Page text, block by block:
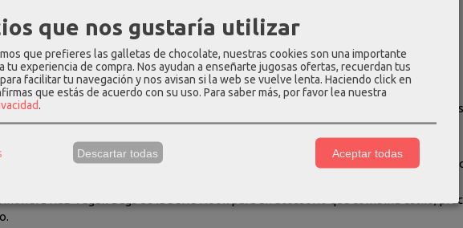
16 cm (alto) x 32 cm (ancho) x 4 cm (fondo)
Interior:** Textil (Gris claro)
4W3326
Poliéster y herrajes metálicos
Vegana:** Este producto es 100% vegano, confeccionado con materiales
y certificado con el sello vegano PETA.
No se puede lavar a máquina. Para limpiar manchas, utiliza un paño húmedo
riñonera KCB Vegan Bags de la Serie Hook para un accesorio que combina estilo,
que nos gustaría utilizar
que prefieres las galletas de chocolate, nuestras cookies son una importante
tu experiencia de compra. Nos ayudan a enseñarte jugosas ofertas, recuerdan tus
facilitar tu navegación y nos avisan si la web se vuelve lenta. Haciendo click en
que estás de acuerdo con su uso. Para saber más, por favor lea nuestra
.
Descartar todas Aceptar todas